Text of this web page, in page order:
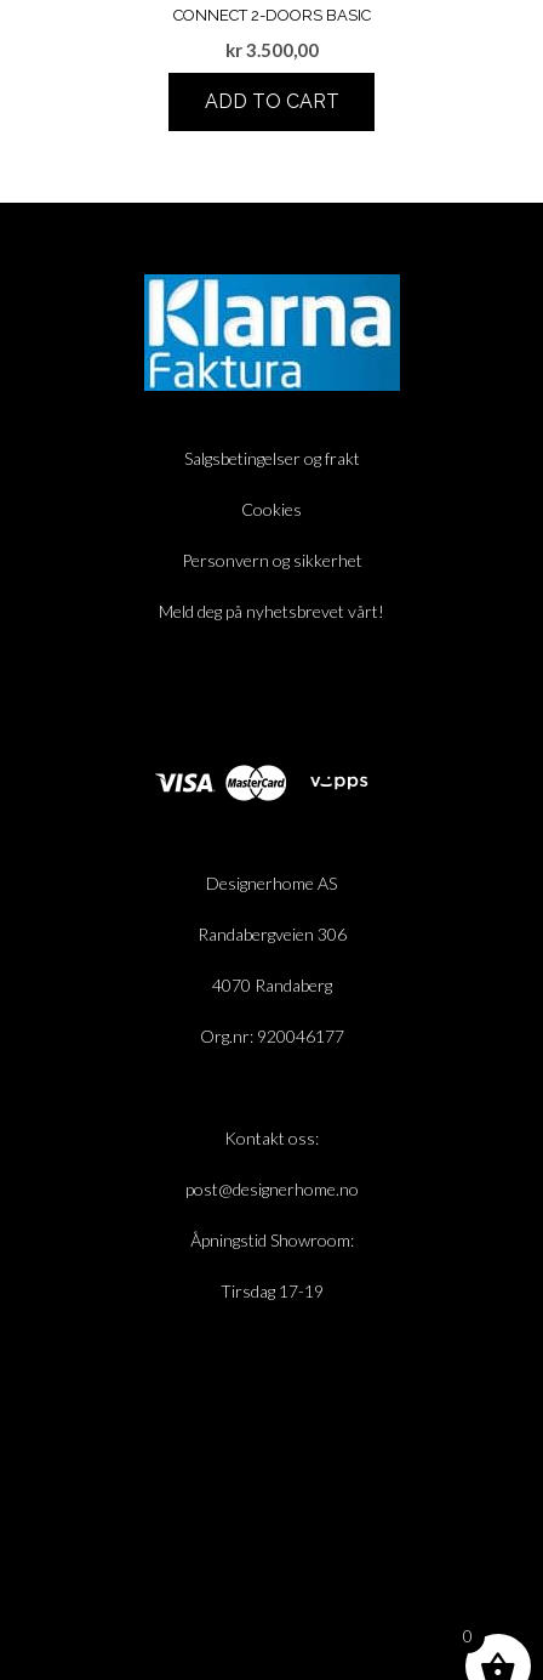
CONNECT 2-DOORS BASIC
kr3.500,00
ADD TO CART
Salgsbetingelser og frakt
Cookies
Personvern og sikkerhet
Meld deg på nyhetsbrevet vårt!
Designerhome AS
Randabergveien 306
4070 Randaberg
Org.nr: 920046177
Kontakt oss:
post@designerhome.no
Åpningstid Showroom:
Tirsdag 17-19
0